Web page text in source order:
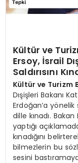
Kültür ve
Ersoy, İsrail
Saldırısını
Kültür ve Turizm
Dışişleri Bakanı
Erdoğan’a yönelik
dille kınadı.
yaptığı
kınadığını
bilmezlerin bu
sesini